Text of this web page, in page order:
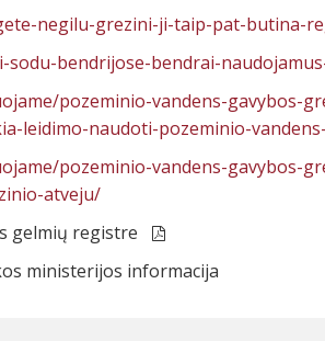
negilu-grezini-ji-taip-pat-butina-
bendrijose-bendrai-
pozeminio-vandens-gavybos-
leidimo-naudoti-pozeminio-
pozeminio-vandens-gavybos-
atveju/
gelmių registre
ministerijos informacija